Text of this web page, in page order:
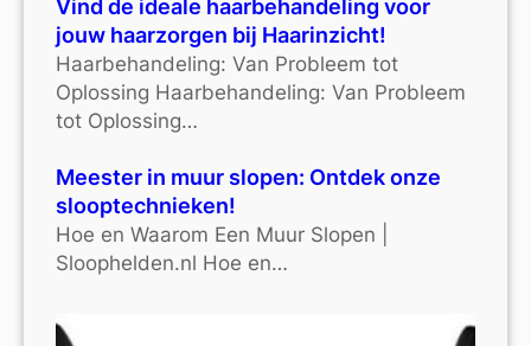
Vind de ideale haarbehandeling voor
jouw haarzorgen bij Haarinzicht!
Haarbehandeling: Van Probleem tot
Oplossing Haarbehandeling: Van Probleem
tot Oplossing…
Meester in muur slopen: Ontdek onze
slooptechnieken!
Hoe en Waarom Een Muur Slopen |
Sloophelden.nl Hoe en…